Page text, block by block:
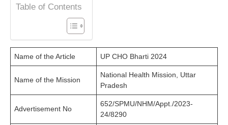
Table of Contents
Name of the Article UP CHO Bharti 2024
Name of the Mission
National Health Mission, Uttar
Pradesh
Advertisement No
652/SPMU/NHM/Appt./2023-
24/8290